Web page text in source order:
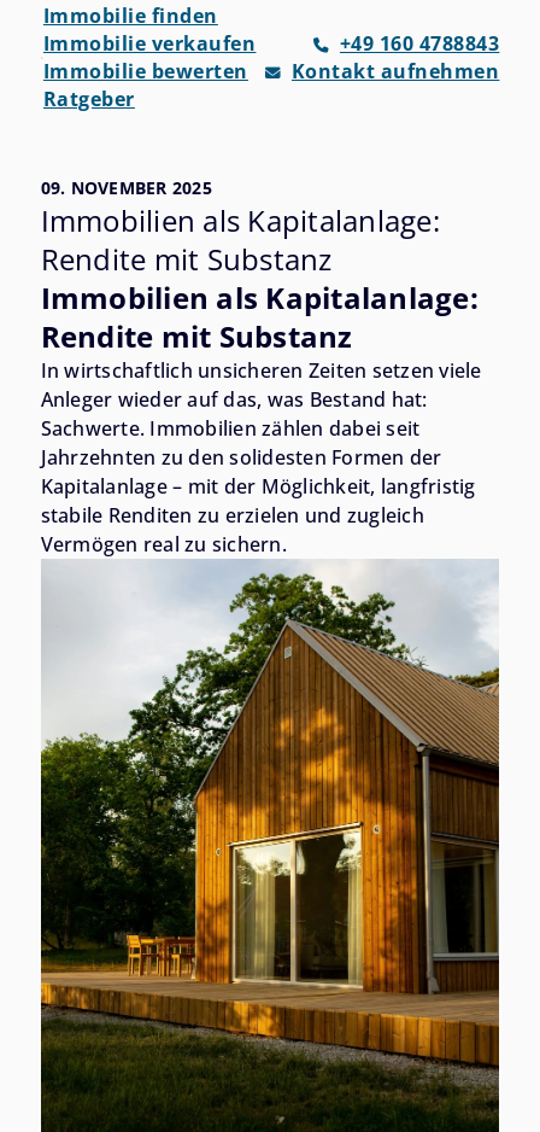
Immobilie finden
Immobilie verkaufen
Immobilie bewerten
Ratgeber
+49 160 4788843
Kontakt aufnehmen
09. NOVEMBER 2025
Immobilien als Kapitalanlage:
Rendite mit Substanz
Immobilien als Kapitalanlage:
Rendite mit Substanz
In wirtschaftlich unsicheren Zeiten setzen viele
Anleger wieder auf das, was Bestand hat:
Sachwerte. Immobilien zählen dabei seit
Jahrzehnten zu den solidesten Formen der
Kapitalanlage – mit der Möglichkeit, langfristig
stabile Renditen zu erzielen und zugleich
Vermögen real zu sichern.